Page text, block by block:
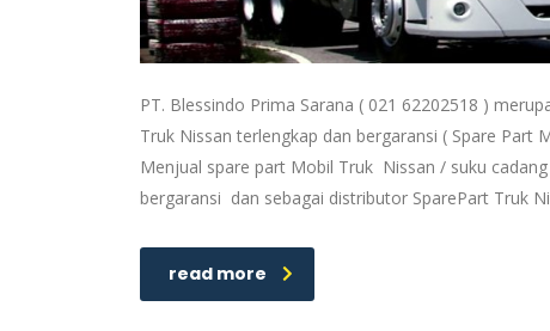
PT. Blessindo Prima Sarana ( 021 62202518 )
Truk Nissan terlengkap dan bergaransi ( Spare
Menjual spare part Mobil Truk Nissan / suku
bergaransi dan sebagai distributor SparePart Truk
read more